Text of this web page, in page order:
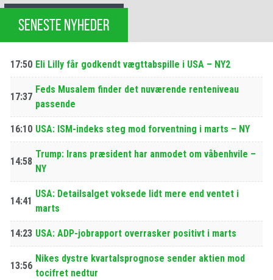
SENESTE NYHEDER
17:50 Eli Lilly får godkendt vægttabspille i USA – NY2
17:37
Feds Musalem finder det nuværende renteniveau
passende
16:10 USA: ISM-indeks steg mod forventning i marts – NY
14:58
Trump: Irans præsident har anmodet om våbenhvile –
NY
14:41
USA: Detailsalget voksede lidt mere end ventet i
marts
14:23 USA: ADP-jobrapport overrasker positivt i marts
13:56
Nikes dystre kvartalsprognose sender aktien mod
tocifret nedtur